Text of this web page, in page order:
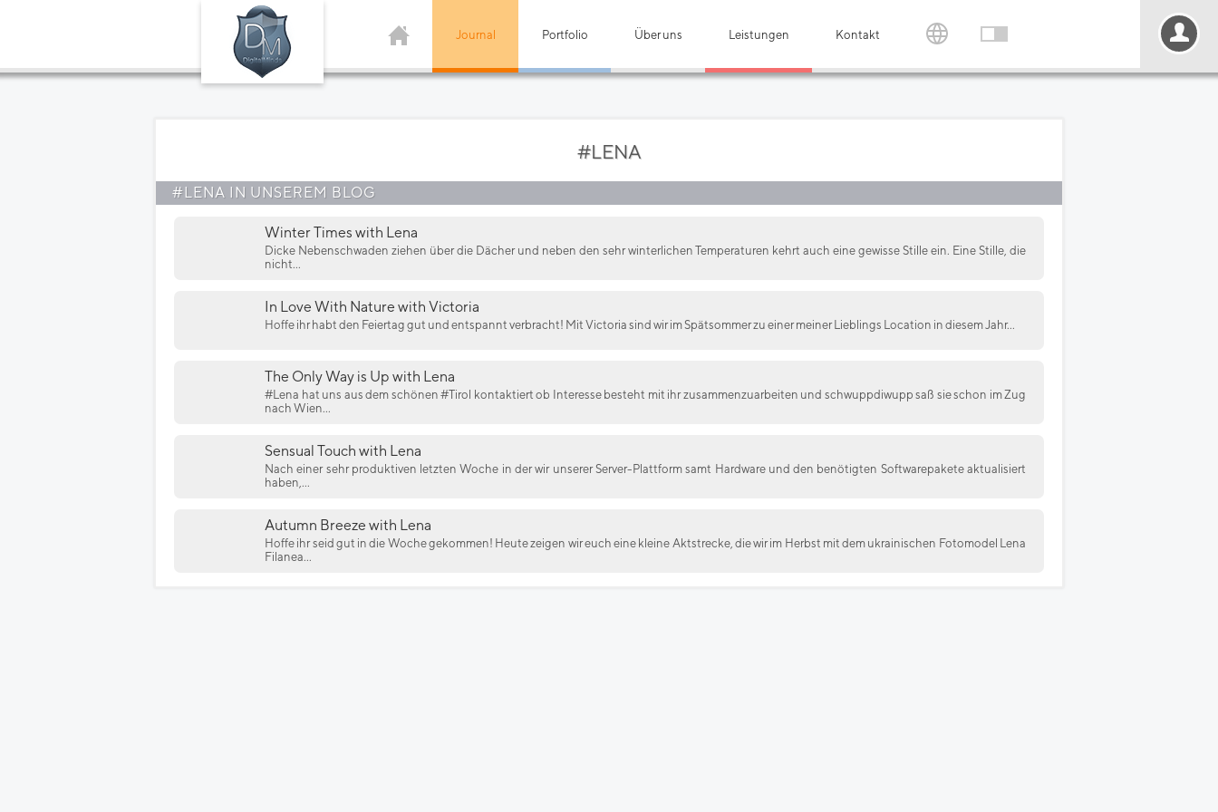
Journal Portfolio Über uns Leistungen Kontakt
#LENA
#LENA IN UNSEREM BLOG
Winter Times with Lena
Dicke Nebenschwaden ziehen über die Dächer und neben den sehr winterlichen Temperaturen kehrt auch eine gewisse Stille ein. Eine Stille, die
nicht...
In Love With Nature with Victoria
Hoffe ihr habt den Feiertag gut und entspannt verbracht! Mit Victoria sind wir im Spätsommer zu einer meiner Lieblings Location in diesem Jahr...
The Only Way is Up with Lena
#Lena hat uns aus dem schönen #Tirol kontaktiert ob Interesse besteht mit ihr zusammenzuarbeiten und schwuppdiwupp saß sie schon im Zug
nach Wien...
Sensual Touch with Lena
Nach einer sehr produktiven letzten Woche in der wir unserer Server-Plattform samt Hardware und den benötigten Softwarepakete aktualisiert
haben,...
Autumn Breeze with Lena
Hoffe ihr seid gut in die Woche gekommen! Heute zeigen wir euch eine kleine Aktstrecke, die wir im Herbst mit dem ukrainischen Fotomodel Lena
Filanea...